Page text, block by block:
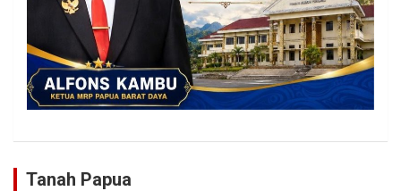
Tanah Papua